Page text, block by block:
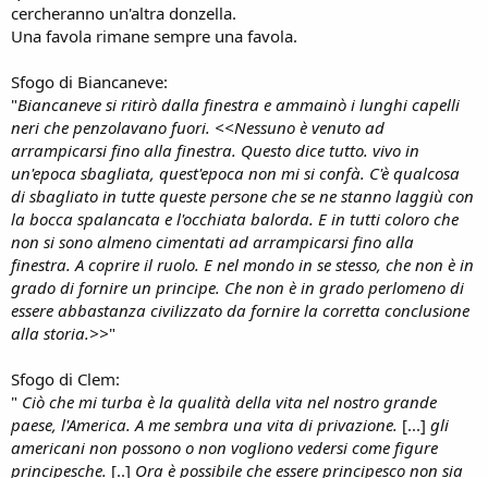
cercheranno un'altra donzella.
Una favola rimane sempre una favola.
Sfogo di Biancaneve:
"Biancaneve si ritirò dalla finestra e ammainò i lunghi capelli
neri che penzolavano fuori. <<Nessuno è venuto ad
arrampicarsi fino alla finestra. Questo dice tutto. vivo in
un'epoca sbagliata, quest'epoca non mi si confà. C'è qualcosa
di sbagliato in tutte queste persone che se ne stanno laggiù con
la bocca spalancata e l'occhiata balorda. E in tutti coloro che
non si sono almeno cimentati ad arrampicarsi fino alla
finestra. A coprire il ruolo. E nel mondo in se stesso, che non è in
grado di fornire un principe. Che non è in grado perlomeno di
essere abbastanza civilizzato da fornire la corretta conclusione
alla storia.>>"
Sfogo di Clem:
" Ciò che mi turba è la qualità della vita nel nostro grande
paese, l'America. A me sembra una vita di privazione. [...] gli
americani non possono o non vogliono vedersi come figure
principesche. [..] Ora è possibile che essere principesco non sia